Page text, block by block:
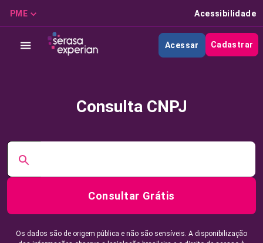
PME Acessibilidade
Acessar Cadastrar
Consulta CNPJ
Consultar Grátis
Os dados são de origem pública e não são sensíveis. A disponibilização